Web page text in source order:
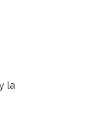
la